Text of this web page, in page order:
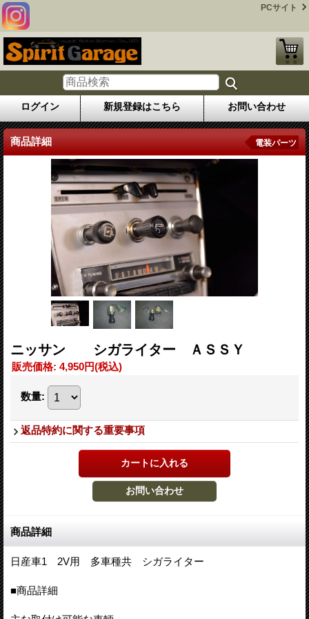
PCサイト
ログイン 新規登録はこちら お問い合わせ
商品詳細 電装パーツ
ニッサン シガライター ＡＳＳＹ
販売価格: 4,950円(税込)
数量:
返品特約に関する重要事項
商品詳細
日産車1 2V用 多車種共 シガライター
■商品詳細